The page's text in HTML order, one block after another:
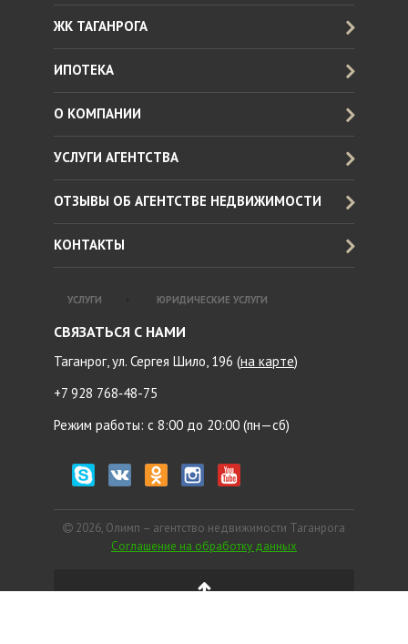
ЖК ТАГАНРОГА
ИПОТЕКА
О КОМПАНИИ
УСЛУГИ АГЕНТСТВА
ОТЗЫВЫ ОБ АГЕНТСТВЕ НЕДВИЖИМОСТИ
КОНТАКТЫ
УСЛУГИ ЮРИДИЧЕСКИЕ УСЛУГИ
СВЯЗАТЬСЯ С НАМИ
Таганрог, ул. Сергея Шило, 196 (на карте)
+7 928 768‑48-75
Режим работы: с 8:00 до 20:00 (пн—сб)
2026, Олимп – агентство недвижимости Таганрога
Соглашение на обработку данных